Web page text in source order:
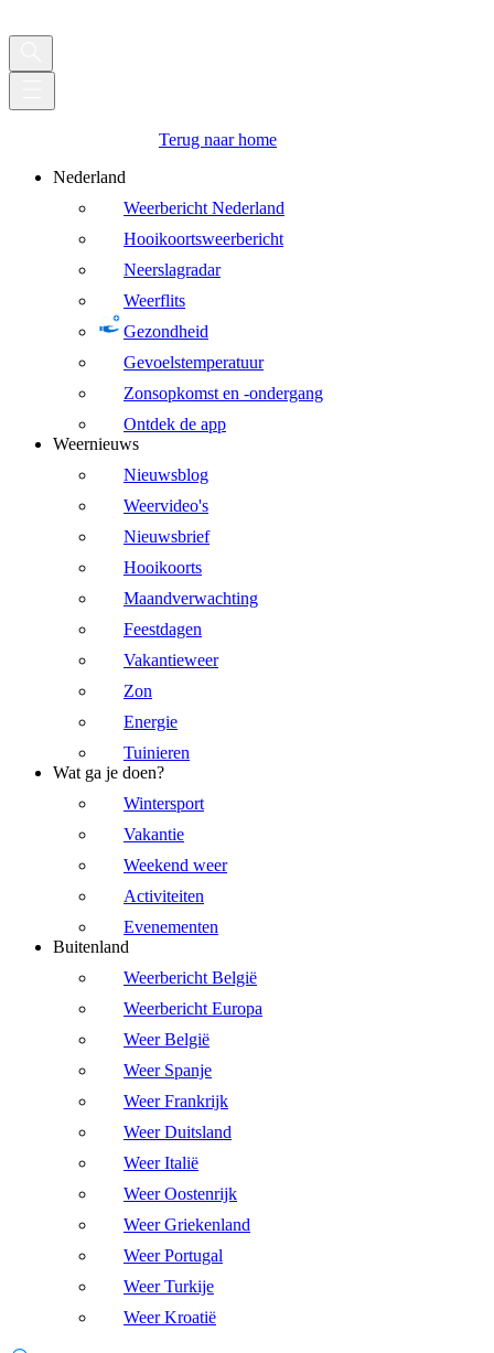
Terug naar home
Nederland
Weerbericht Nederland
Hooikoortsweerbericht
Neerslagradar
Weerflits
Gezondheid
Gevoelstemperatuur
Zonsopkomst en -ondergang
Ontdek de app
Weernieuws
Nieuwsblog
Weervideo's
Nieuwsbrief
Hooikoorts
Maandverwachting
Feestdagen
Vakantieweer
Zon
Energie
Tuinieren
Wat ga je doen?
Wintersport
Vakantie
Weekend weer
Activiteiten
Evenementen
Buitenland
Weerbericht België
Weerbericht Europa
Weer België
Weer Spanje
Weer Frankrijk
Weer Duitsland
Weer Italië
Weer Oostenrijk
Weer Griekenland
Weer Portugal
Weer Turkije
Weer Kroatië